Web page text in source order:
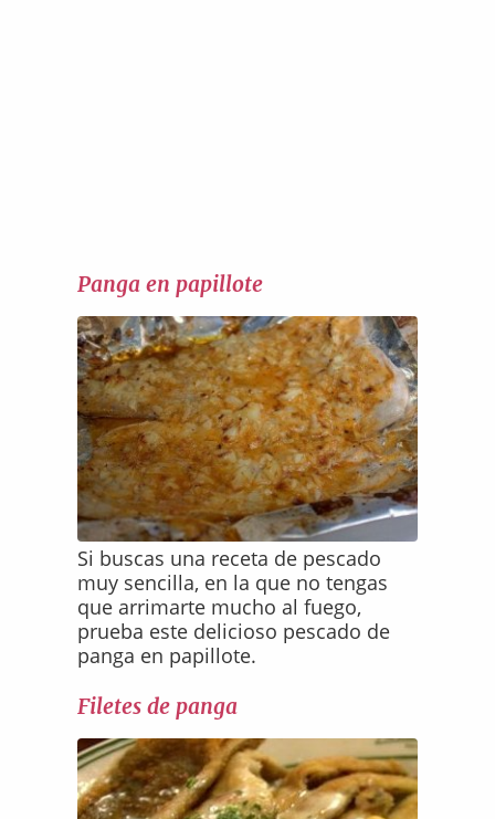
Panga en papillote
Si buscas una receta de pescado
muy sencilla, en la que no tengas
que arrimarte mucho al fuego,
prueba este delicioso pescado de
panga en papillote.
Filetes de panga